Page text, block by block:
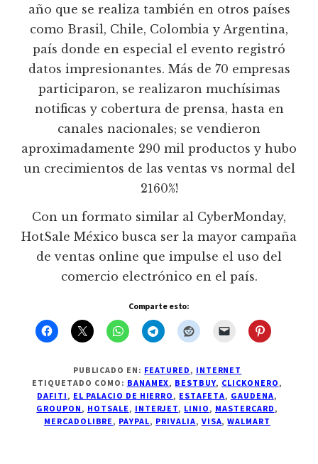
año que se realiza también en otros países
como Brasil, Chile, Colombia y Argentina,
país donde en especial el evento registró
datos impresionantes. Más de 70 empresas
participaron, se realizaron muchísimas
notificas y cobertura de prensa, hasta en
canales nacionales; se vendieron
aproximadamente 290 mil productos y hubo
un crecimientos de las ventas vs normal del
2160%!
Con un formato similar al CyberMonday,
HotSale México busca ser la mayor campaña
de ventas online que impulse el uso del
comercio electrónico en el país.
Comparte esto:
PUBLICADO EN: FEATURED , INTERNET
ETIQUETADO COMO: BANAMEX, BESTBUY, CLICKONERO ,
DAFITI , EL PALACIO DE HIERRO , ESTAFETA, GAUDENA,
GROUPON , HOTSALE , INTERJET, LINIO , MASTERCARD ,
MERCADOLIBRE , PAYPAL, PRIVALIA, VISA,WALMART